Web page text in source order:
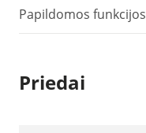
Papildomos funkcijos
Priedai